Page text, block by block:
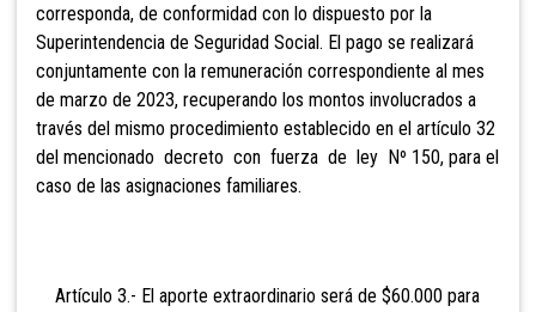
corresponda, de conformidad con lo dispuesto por la
Superintendencia de Seguridad Social. El pago se realizará
conjuntamente con la remuneración correspondiente al mes
de marzo de 2023, recuperando los montos involucrados a
través del mismo procedimiento establecido en el artículo 32
del mencionado decreto con fuerza de ley Nº 150, para el
caso de las asignaciones familiares.
Artículo 3.- El aporte extraordinario será de $60.000 para